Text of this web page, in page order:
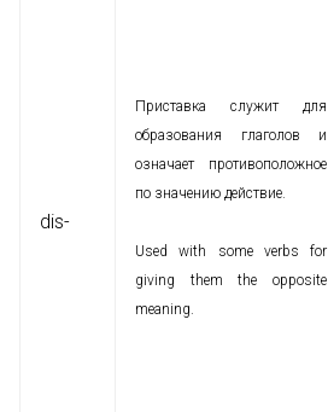
dis-
Приставка служит для
образования глаголов и
означает противоположное
по значению действие.
Used with some verbs for
giving them the opposite
meaning.